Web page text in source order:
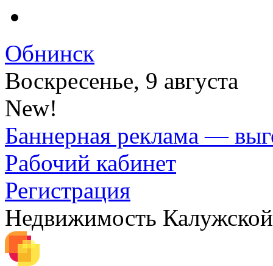
Обнинск
Воскресенье, 9 августа
New!
Баннерная реклама —
Рабочий кабинет
Регистрация
Недвижимость